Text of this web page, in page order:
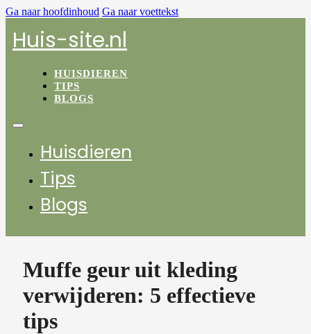
Ga naar hoofdinhoud Ga naar voettekst
Huis-site.nl
HUISDIEREN
TIPS
BLOGS
Huisdieren
Tips
Blogs
Muffe geur uit kleding
verwijderen: 5 effectieve
tips